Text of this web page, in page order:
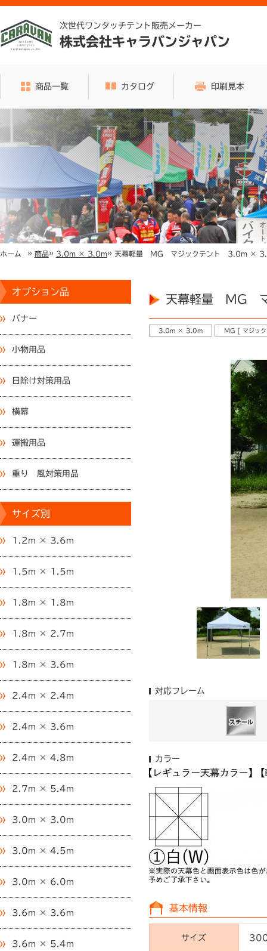
次世代ワンタッチテント販売メーカー
株式会社キャラバンジャパン
商品一覧 カタログ 印刷見本
ホーム » 商品» 3.0m × 3.0m» 天幕軽量 MG マジックテント 3.0m ×
オプション品
バナー
小物用品
日除け対策用品
横幕
運搬用品
重り 風対策用品
サイズ別
1.2m × 3.6m
1.5m × 1.5m
1.8m × 1.8m
1.8m × 2.7m
1.8m × 3.6m
2.4m × 2.4m
2.4m × 3.6m
2.4m × 4.8m
2.7m × 5.4m
3.0m × 3.0m
3.0m × 4.5m
3.0m × 6.0m
3.6m × 3.6m
3.6m × 5.4m
天幕軽量 MG
3.0m × 3.0m MG [ マジッ
対応フレーム
カラー
基本情報
サイズ